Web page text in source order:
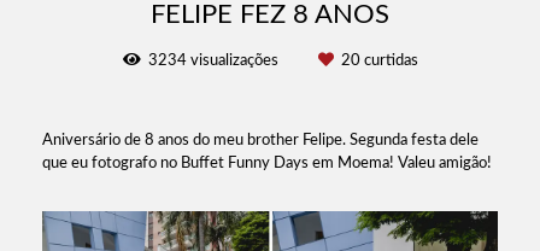
FELIPE FEZ 8 ANOS
3234visualizações 20curtidas
Aniversário de 8 anos do meu brother Felipe. Segunda festa dele
que eu fotografo no Buffet Funny Days em Moema! Valeu amigão!